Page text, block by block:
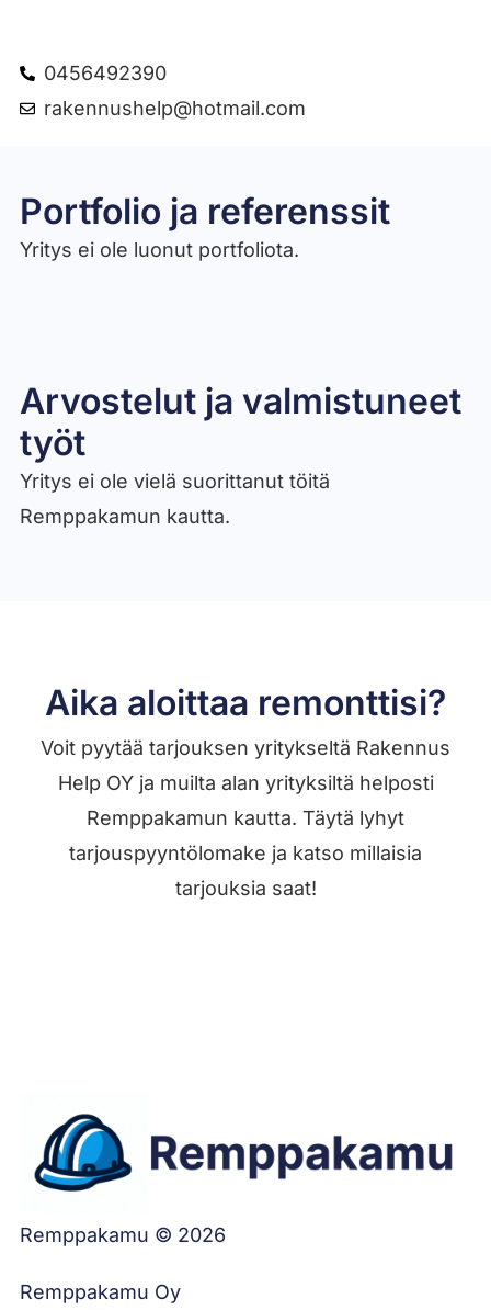
0456492390
rakennushelp@hotmail.com
Portfolio ja referenssit
Yritys ei ole luonut portfoliota.
Arvostelut ja valmistuneet
työt​
Yritys ei ole vielä suorittanut töitä
Remppakamun kautta.
Aika aloittaa remonttisi?
Voit pyytää tarjouksen yritykseltä Rakennus
Help OY ja muilta alan yrityksiltä helposti
Remppakamun kautta. Täytä lyhyt
tarjouspyyntölomake ja katso millaisia
tarjouksia saat!
Remppakamu © 2026
Remppakamu Oy